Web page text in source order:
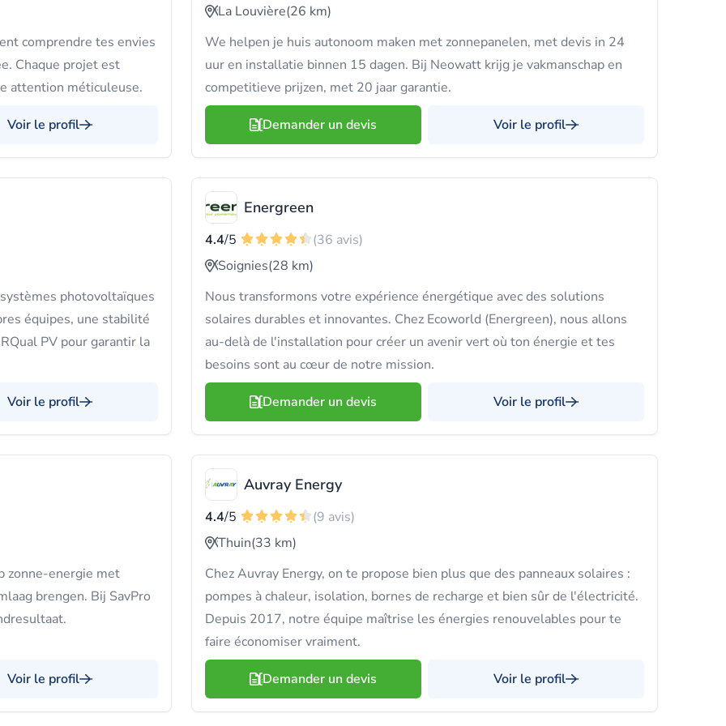
comprendre tes envies
Chaque projet est
attention méticuleuse.
Voir le profil
La Louvière(26 km)
We helpen je huis autonoom maken met zonnepanelen, met devis in 24
uur en installatie binnen 15 dagen. Bij Neowatt krijg je vakmanschap en
competitieve prijzen, met 20 jaar garantie.
Demander un devis Voir le profil
photovoltaïques
équipes, une stabilité
PV pour garantir la
Voir le profil
Energreen
4.4/5
(36 avis)
Soignies(28 km)
Nous transformons votre expérience énergétique avec des solutions
solaires durables et innovantes. Chez Ecoworld (Energreen), nous allons
au-delà de l'installation pour créer un avenir vert où ton énergie et tes
besoins sont au cœur de notre mission.
Demander un devis Voir le profil
zonne-energie met
brengen. Bij SavPro
Voir le profil
Auvray Energy
4.4/5
(9 avis)
Thuin(33 km)
Chez Auvray Energy, on te propose bien plus que des panneaux solaires :
pompes à chaleur, isolation, bornes de recharge et bien sûr de l'électricité.
Depuis 2017, notre équipe maîtrise les énergies renouvelables pour te
faire économiser vraiment.
Demander un devis Voir le profil